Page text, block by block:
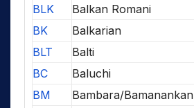
BLK
Balkan Romani
BK
Balkarian
BLT
Balti
BC
Baluchi
BM
Bambara/Bamanankan